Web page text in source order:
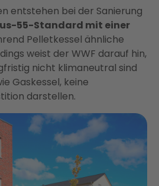
entstehen bei der Sanierung
55-Standard mit einer
Pelletkessel ähnliche
weist der WWF darauf hin,
nicht klimaneutral sind
Gaskessel, keine
darstellen.